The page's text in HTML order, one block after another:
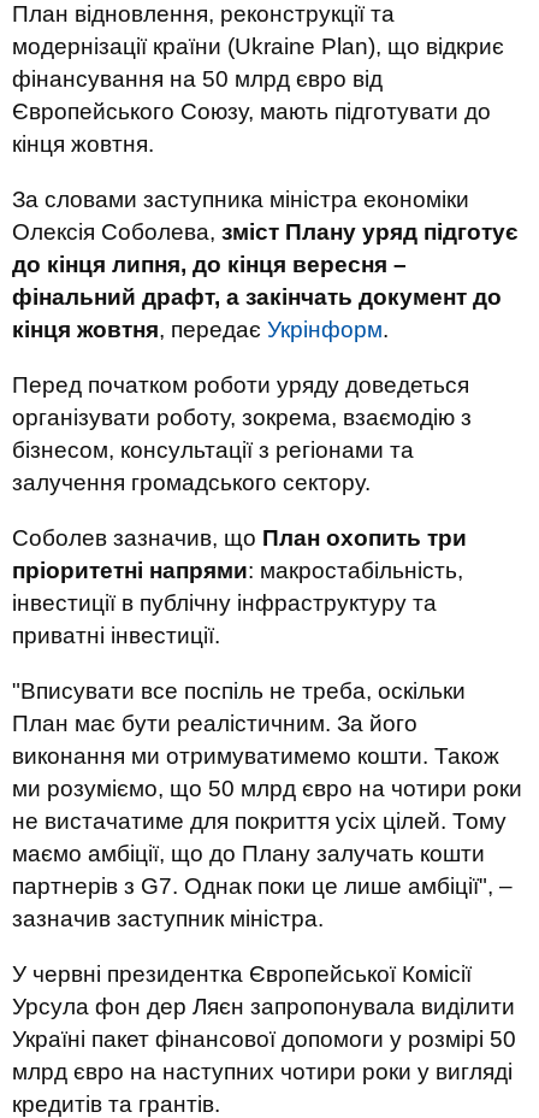
План відновлення, реконструкції та
модернізації країни (Ukraine Plan), що відкриє
фінансування на 50 млрд євро від
Європейського Союзу, мають підготувати до
кінця жовтня.
За словами заступника міністра економіки
Олексія Соболева, зміст Плану уряд підготує
до кінця липня, до кінця вересня –
фінальний драфт, а закінчать документ до
кінця жовтня, передає Укрінформ.
Перед початком роботи уряду доведеться
організувати роботу, зокрема, взаємодію з
бізнесом, консультації з регіонами та
залучення громадського сектору.
Соболев зазначив, що План охопить три
пріоритетні напрями: макростабільність,
інвестиції в публічну інфраструктуру та
приватні інвестиції.
"Вписувати все поспіль не треба, оскільки
План має бути реалістичним. За його
виконання ми отримуватимемо кошти. Також
ми розуміємо, що 50 млрд євро на чотири роки
не вистачатиме для покриття усіх цілей. Тому
маємо амбіції, що до Плану залучать кошти
партнерів з G7. Однак поки це лише амбіції", –
зазначив заступник міністра.
У червні президентка Європейської Комісії
Урсула фон дер Ляєн запропонувала виділити
Україні пакет фінансової допомоги у розмірі 50
млрд євро на наступних чотири роки у вигляді
кредитів та грантів.